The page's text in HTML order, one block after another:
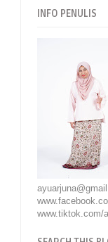
INFO PENULIS
www.tiktok.com/